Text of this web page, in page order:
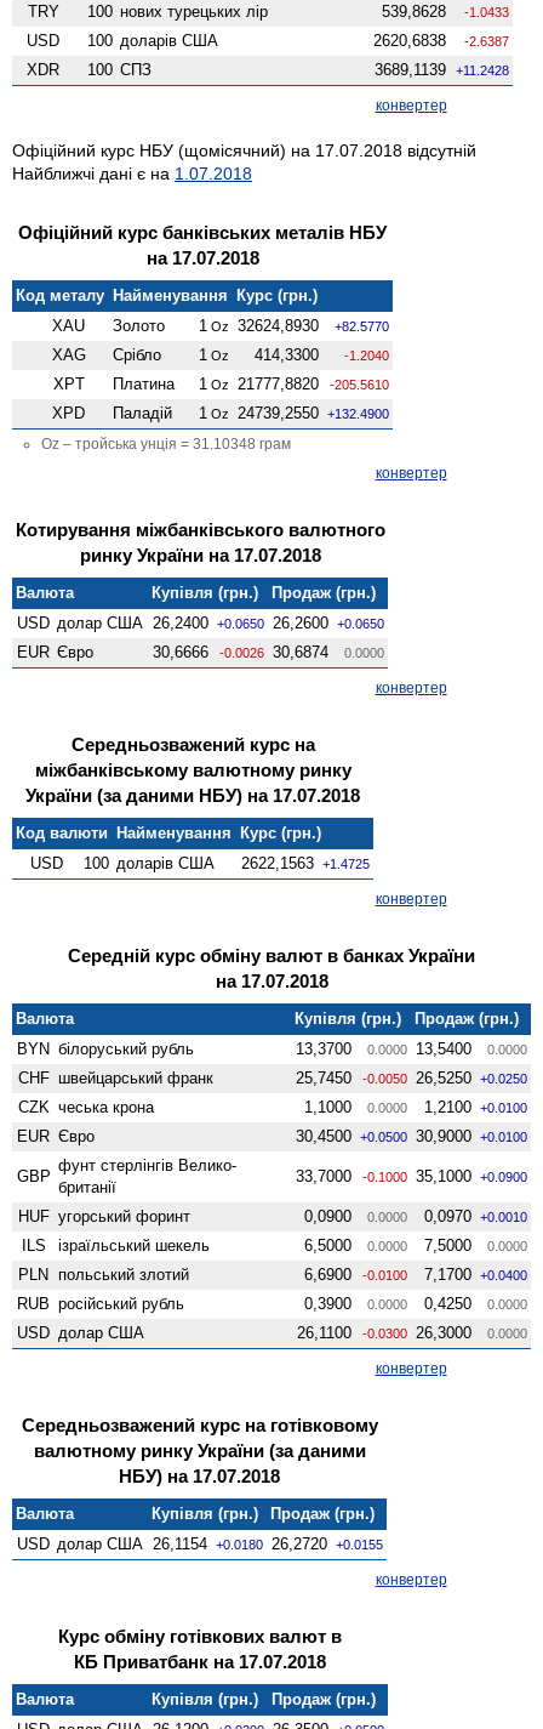
TRY 100 нових турецьких лір 539,8628 -1.0433
USD 100 доларів США 2620,6838 -2.6387
XDR 100 СПЗ 3689,1139 +11.2428
конвертер
Офіційний курс НБУ (щомісячний) на 17.07.2018 відсутній
Найближчі дані є на 1.07.2018
Офіційний курс банківських металів НБУ
на 17.07.2018
Код металу Найменування Курс (грн.)
XAU
Золото 1 Oz 32624,8930 +82.5770
XAG Срібло 1 Oz 414,3300 -1.2040
XPT Платина 1 Oz 21777,8820 -205.5610
XPD Паладій 1 Oz 24739,2550 +132.4900
Oz – тройська унція = 31.10348 грам
конвертер
Котирування міжбанківського валютного
ринку України на 17.07.2018
Валюта Купівля (грн.)
Продаж (грн.)
USD долар США 26,2400 +0.0650 26,2600 +0.0650
EUR Євро 30,6666 -0.0026 30,6874 0.0000
конвертер
Середньозважений курс на
міжбанківському валютному ринку
України (за даними НБУ) на 17.07.2018
Код валюти Найменування Курс (грн.)
USD
100 доларів США 2622,1563 +1.4725
конвертер
Середній курс обміну валют в банках України
на 17.07.2018
Валюта Купівля (грн.)
Продаж (грн.)
BYN білоруський рубль 13,3700 0.0000 13,5400 0.0000
CHF швейцарський франк 25,7450 -0.0050 26,5250 +0.0250
CZK чеська крона 1,1000 0.0000 1,2100 +0.0100
EUR Євро 30,4500 +0.0500 30,9000 +0.0100
GBP
фунт стерлінгів Велико­
британії
33,7000 -0.1000 35,1000 +0.0900
HUF угорський форинт 0,0900 0.0000 0,0970 +0.0010
ILS ізраїльський шекель 6,5000 0.0000 7,5000 0.0000
PLN польський злотий 6,6900 -0.0100 7,1700 +0.0400
RUB російський рубль 0,3900 0.0000 0,4250 0.0000
USD долар США 26,1100 -0.0300 26,3000 0.0000
конвертер
Середньозважений курс на готівковому
валютному ринку України (за даними
НБУ) на 17.07.2018
Валюта Купівля (грн.)
Продаж (грн.)
USD долар США 26,1154 +0.0180 26,2720 +0.0155
конвертер
Курс обміну готівкових валют в
КБ Приватбанк на 17.07.2018
Валюта Купівля (грн.)
Продаж (грн.)